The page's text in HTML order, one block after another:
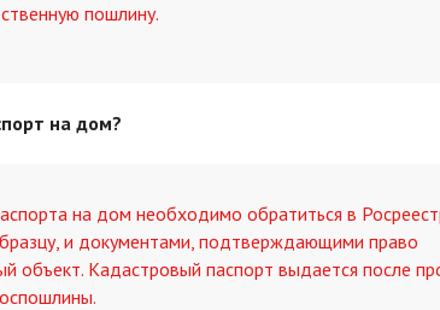
пошлину.
на дом?
на дом необходимо обратиться в
и документами, подтверждающими право
объект. Кадастровый паспорт выдается после